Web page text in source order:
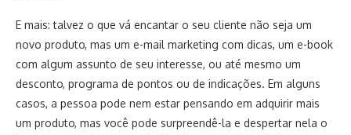
E mais: talvez o que vá encantar o seu cliente não seja um
novo produto, mas um e-mail marketing com dicas, um e-book
com algum assunto de seu interesse, ou até mesmo um
desconto, programa de pontos ou de indicações. Em alguns
casos, a pessoa pode nem estar pensando em adquirir mais
um produto, mas você pode surpreendê-la e despertar nela o